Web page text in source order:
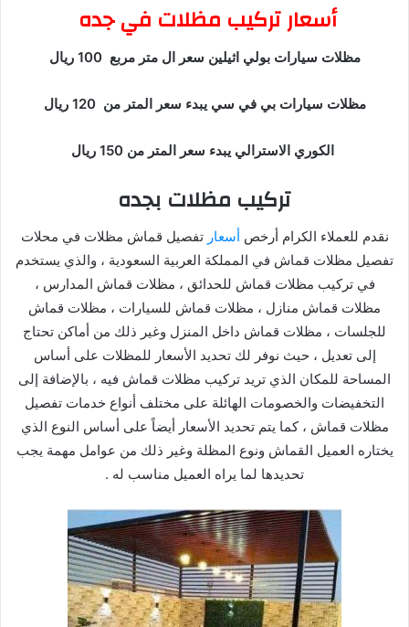
أسعار تركيب مظلات في جده
مظلات سيارات بولي اثيلين سعر ال متر مربع 100 ريال
مظلات سيارات بي في سي يبدء سعر المتر من 120 ريال
الكوري الاسترالي يبدء سعر المتر من 150 ريال
تركيب مظلات بجده
نقدم للعملاء الكرام أرخص أسعار تفصيل قماش مظلات في محلات
تفصيل مظلات قماش في المملكة العربية السعودية ، والذي يستخدم
في تركيب مظلات قماش للحدائق ، مظلات قماش المدارس ،
مظلات قماش منازل ، مظلات قماش للسيارات ، مظلات قماش
للجلسات ، مظلات قماش داخل المنزل وغير ذلك من أماكن تحتاج
إلى تعديل ، حيث نوفر لك تحديد الأسعار للمظلات على أساس
المساحة للمكان الذي تريد تركيب مظلات قماش فيه ، بالإضافة إلى
التخفيضات والخصومات الهائلة على مختلف أنواع خدمات تفصيل
مظلات قماش ، كما يتم تحديد الأسعار أيضاً على أساس النوع الذي
يختاره العميل القماش ونوع المظلة وغير ذلك من عوامل مهمة يجب
تحديدها لما يراه العميل مناسب له .